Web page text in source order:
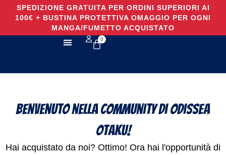
SPEDIZIONE GRATUITA PER ORDINI SUPERIORI AI
100€ + BUSTINA PROTETTIVA OMAGGIO PER OGNI
MANGA/FUMETTO ACQUISTATO
0
Benvenuto nella Community di Odissea
Otaku!
Hai acquistato da noi? Ottimo! Ora hai l'opportunità di